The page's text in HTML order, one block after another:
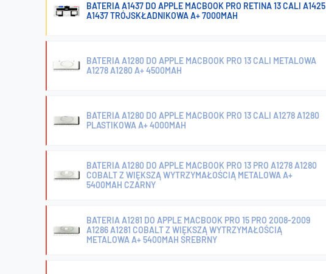
BATERIA A1437 DO APPLE MACBOOK PRO RETINA 13 CALI A1425
A1437 TRÓJSKŁADNIKOWA A+ 7000MAH
BATERIA A1280 DO APPLE MACBOOK PRO 13 CALI METALOWA
A1278 A1280 A+ 4500MAH
BATERIA A1280 DO APPLE MACBOOK PRO 13 CALI A1278 A1280
PLASTIKOWA A+ 4000MAH
BATERIA A1280 DO APPLE MACBOOK PRO 13 PRO A1278 A1280
COBALT Z WIĘKSZĄ WYTRZYMAŁOŚCIĄ METALOWA A+
5400MAH CZARNY
BATERIA A1281 DO APPLE MACBOOK PRO 15 PRO 2008-2009
A1286 A1281 COBALT Z WIĘKSZĄ WYTRZYMAŁOŚCIĄ
METALOWA A+ 5400MAH SREBRNY